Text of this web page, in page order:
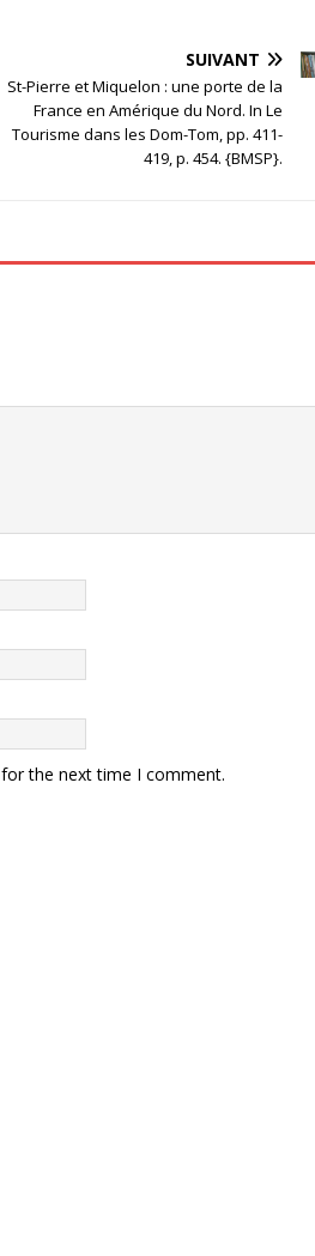
SUIVANT
St-Pierre et Miquelon : une porte de la
France en Amérique du Nord. In Le
Tourisme dans les Dom-Tom, pp. 411-
419, p. 454. {BMSP}.
the next time I comment.